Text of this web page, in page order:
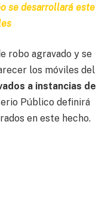
se desarrollará este
robo agravado y se
los móviles del
a instancias de
Público definirá
en este hecho.